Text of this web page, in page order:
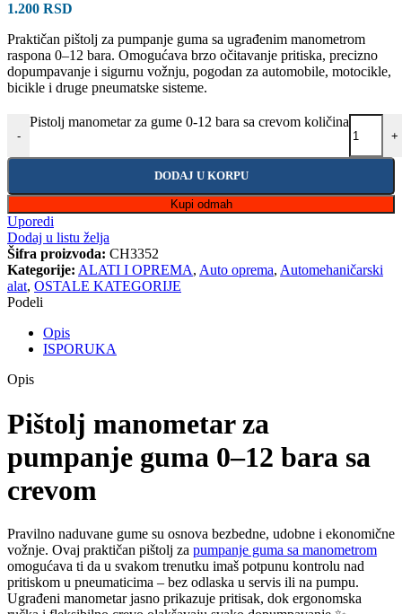
1.200 RSD
Praktičan pištolj za pumpanje guma sa ugrađenim manometrom
raspona 0–12 bara. Omogućava brzo očitavanje pritiska, precizno
dopumpavanje i sigurnu vožnju, pogodan za automobile, motocikle,
bicikle i druge pneumatske sisteme.
-
Pistolj manometar za gume 0-12 bara sa crevom količina
+
DODAJ U KORPU
Kupi odmah
Uporedi
Dodaj u listu želja
Šifra proizvoda: CH3352
Kategorije: ALATI I OPREMA, Auto oprema, Automehaničarski
alat, OSTALE KATEGORIJE
Podeli
Opis
ISPORUKA
Opis
Pištolj manometar za
pumpanje guma 0–12 bara sa
crevom
Pravilno naduvane gume su osnova bezbedne, udobne i ekonomične
vožnje. Ovaj praktičan pištolj za pumpanje guma sa manometrom
omogućava ti da u svakom trenutku imaš potpunu kontrolu nad
pritiskom u pneumaticima – bez odlaska u servis ili na pumpu.
Ugrađeni manometar jasno prikazuje pritisak, dok ergonomska